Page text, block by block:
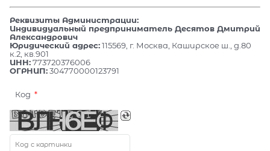
Реквизиты Администрации:
Индивидуальный предприниматель Десятов Дмитрий
Александрович
Юридический адрес:115569, г. Москва, Каширское ш., д.80
к.2, кв.901
ИНН:773720376006
ОГРНИП:304770000123791
Код